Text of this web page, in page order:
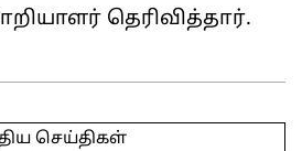
தெரிவித்தார்.
செய்திகள்